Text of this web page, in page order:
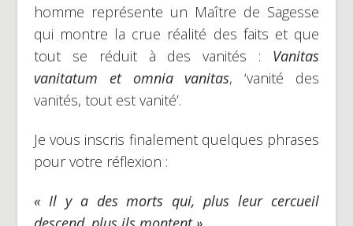
homme représente un Maître de Sagesse
qui montre la crue réalité des faits et que
tout se réduit à des vanités : Vanitas
vanitatum et omnia vanitas, ‘vanité des
vanités, tout est vanité’.
Je vous inscris finalement quelques phrases
pour votre réflexion :
« Il y a des morts qui, plus leur cercueil